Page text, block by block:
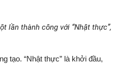
lần thành công với “Nhật thực”,
tạo. “Nhật thực” là khởi đầu,